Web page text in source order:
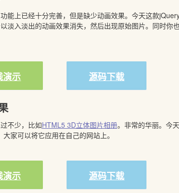
能上已经十分完善，但是缺少动画效果。今天这款
淡入淡出的动画效果消失，然后出现原始图片。同时你
演示 源码下载
不少，比如HTML5 3D立体图片相册。非常的华丽。今
家可以将它应用在自己的网站上。
演示 源码下载